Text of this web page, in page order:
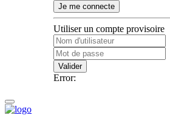
Je me connecte
Utiliser un compte provisoire
Valider
Error: